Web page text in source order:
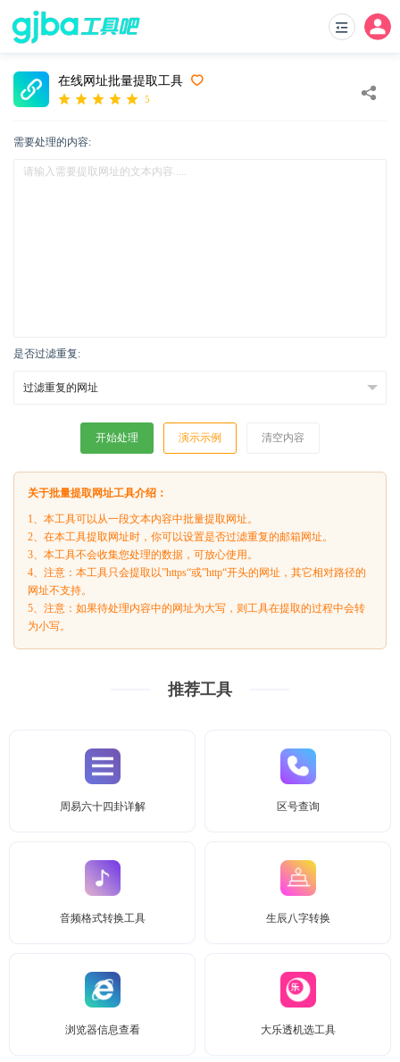
在线网址批量提取工具
5
需要处理的内容:
是否过滤重复:
开始处理 演示示例 清空内容
关于批量提取网址工具介绍：
1、本工具可以从一段文本内容中批量提取网址。
2、在本工具提取网址时，你可以设置是否过滤重复的邮箱网址。
3、本工具不会收集您处理的数据，可放心使用。
4、注意：本工具只会提取以”https“或”http“开头的网址，其它相对路径的
网址不支持。
5、注意：如果待处理内容中的网址为大写，则工具在提取的过程中会转
为小写。
推荐工具
周易六十四卦详解 区号查询
音频格式转换工具 生辰八字转换
浏览器信息查看 大乐透机选工具